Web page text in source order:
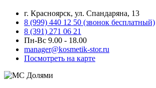
г. Красноярск, ул. Спандаряна, 13
8 (999) 440 12 50 (звонок бесплатный)
8 (391) 271 06 21
Пн-Вс 9.00 - 18.00
manager@kosmetik-stor.ru
Посмотреть на карте